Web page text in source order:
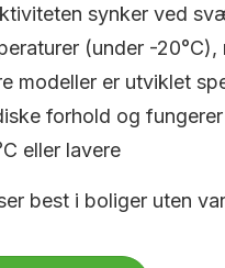
synker ved
(under -20°C),
modeller er utviklet
forhold og
eller lavere
best i boliger uten